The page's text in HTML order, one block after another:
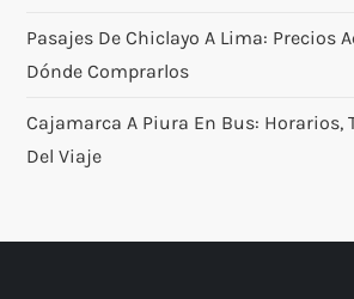
Pasajes De Chiclayo A Lima: Precios
Dónde Comprarlos
Cajamarca A Piura En Bus: Horarios,
Del Viaje